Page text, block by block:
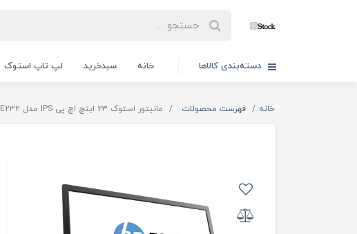
دسته‌بندی کالاها خانه سبدخرید لپ تاپ استوک
خانه فهرست محصولات مانیتور استوک 23 اینچ اچ پی IPS مدل HP EliteDisplay E232